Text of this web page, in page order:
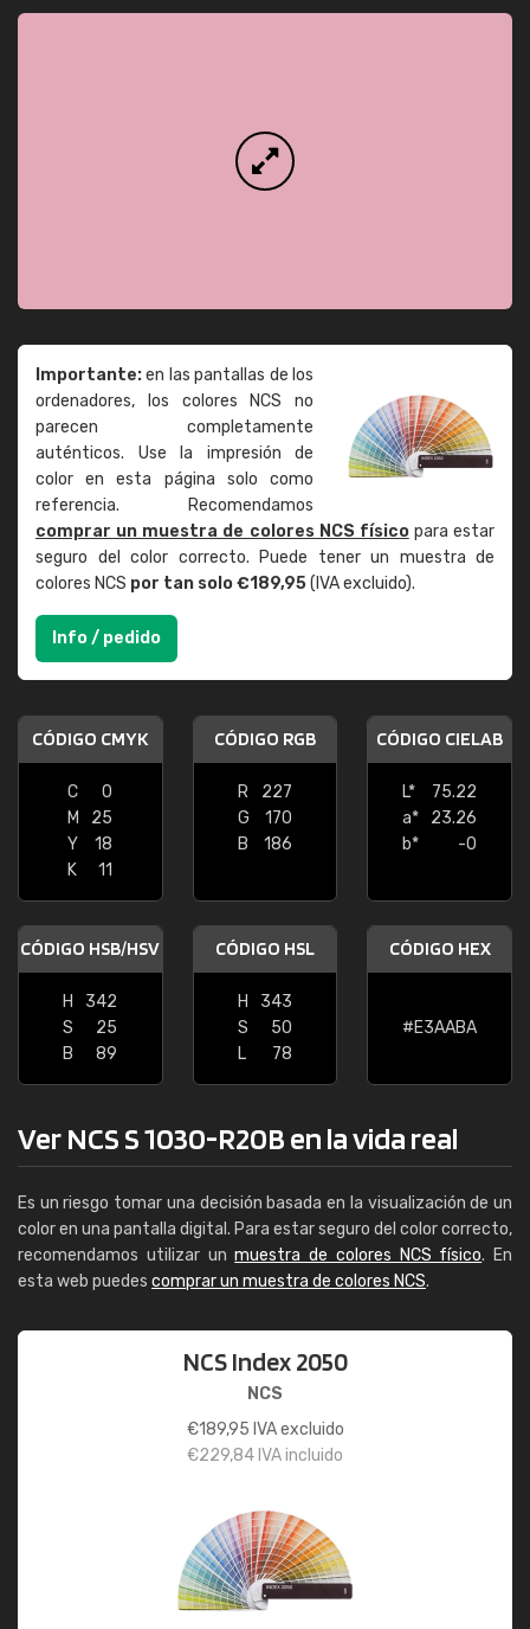
Importante:en las pantallas de los
ordenadores, los colores NCS no
parecen completamente
auténticos. Use la impresión de
color en esta página solo como
referencia. Recomendamos
comprar un muestra de colores NCS físicopara estar
seguro del color correcto. Puede tener un muestra de
colores NCS por tan solo €189,95(IVA excluido).
Info / pedido
CÓDIGO CMYK
C
0
M
25
Y
18
K
11
CÓDIGO RGB
R
227
G
170
B
186
CÓDIGO CIELAB
L*
75.22
a*
23.26
b*
-0
CÓDIGO HSB/HSV
H
342
S
25
B
89
CÓDIGO HSL
H
343
S
50
L
78
CÓDIGO HEX
#E3AABA
Ver NCS S 1030-R20B en la vida real
Es un riesgo tomar una decisión basada en la visualización de un
color en una pantalla digital. Para estar seguro del color correcto,
recomendamos utilizar unmuestra de colores NCS físico. En
esta web puedes comprar un muestra de colores NCS.
NCS Index 2050
NCS
€189,95 IVA excluido
€229,84 IVA incluido